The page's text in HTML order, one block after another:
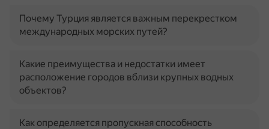
Почему Турция является важным перекрестком
международных морских путей?
Какие преимущества и недостатки имеет
расположение городов вблизи крупных водных
объектов?
Как определяется пропускная способность